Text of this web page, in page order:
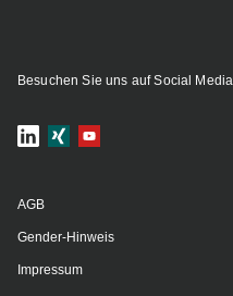
Besuchen Sie uns auf Social Media
AGB
Gender-Hinweis
Impressum